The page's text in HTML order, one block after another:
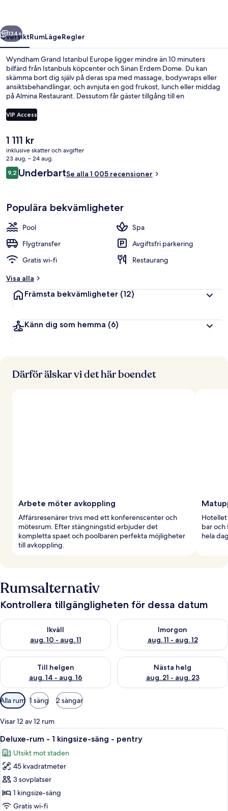
Nästa
134+
ÖversiktRumLägeRegler
Wyndham Grand Istanbul Europe ligger mindre än 10 minuters
bilfärd från Istanbuls köpcenter och Sinan Erdem Dome. Du kan
skämma bort dig själv på deras spa med massage, bodywraps eller
ansiktsbehandlingar, och avnjuta en god frukost, lunch eller middag
på Almina Restaurant. Dessutom får gäster tillgång till en
Andra resenärer uppskattar den hjälpsamma personalen.
VIP Access
Det
nuvarande
priset
är
1 111 kr
1 111 kr
inklusive skatter och avgifter
23 aug. – 24 aug.
Recensioner
9,29,2 av 10,
UnderbartSe alla 1 005 recensioner
Populära bekvämligheter
Pool
Spa
Flygtransfer
Avgiftsfri parkering
Gratis wi-fi
Restaurang
Visa alla
Främsta bekvämligheter (12)
Känn dig som hemma (6)
Därför älskar vi det här boendet
Arbete möter avkoppling
Affärsresenärer trivs med ett konferenscenter och
mötesrum. Efter stängningstid erbjuder det
kompletta spaet och poolbaren perfekta möjligheter
till avkoppling.
bar
hela
Rumsalternativ
Kontrollera tillgängligheten för dessa datum
Ikväll
aug. 10 - aug. 11
Kontrollera tillgängligheten för ikväll aug. 10 - aug. 11
Imorgon
aug. 11 - aug. 12
Kontrollera tillgängligheten
Till helgen
aug. 14 - aug. 16
Kontrollera tillgängligheten för den här helgen aug. 14 - aug.
Nästa helg
aug. 21 - aug. 23
Kontrollera tillgängligheten
Tillgängliga
filter
för
rum
Alla rum 1 säng 2 sängar
Visar 12 av 12 rum
Öppna
alla
foton
för
Deluxe-
rum
-
En snyggt bäddad säng med vita
5
Deluxe-rum - 1 kingsize-säng - pentry
Utsikt mot staden
45 kvadratmeter
3 sovplatser
1 kingsize-säng
Gratis wi-fi